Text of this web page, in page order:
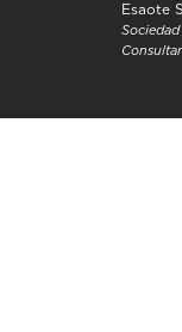
Esaote